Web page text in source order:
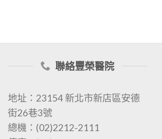
聯絡豐榮醫院
地址：23154 新北市新店區安德
街26巷3號
總機：(02)2212-2111